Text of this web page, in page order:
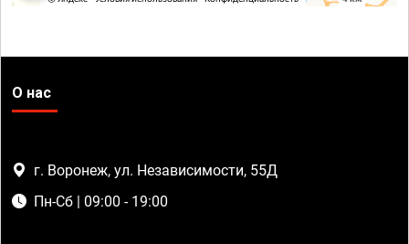
О нас
г. Воронеж, ул. Независимости, 55Д
Пн-Сб | 09:00 - 19:00